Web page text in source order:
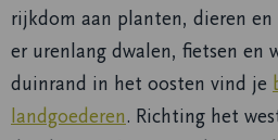
rijkdom aan planten, dieren en
er urenlang dwalen, fietsen en
duinrand in het oosten vind je
landgoederen. Richting het